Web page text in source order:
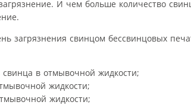
И чем больше количество
загрязнения свинцом бессвинцовых
свинца в отмывочной жидкости;
жидкости;
жидкости;